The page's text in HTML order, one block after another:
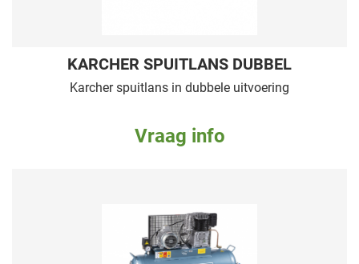
KARCHER SPUITLANS DUBBEL
Karcher spuitlans in dubbele uitvoering
Vraag info